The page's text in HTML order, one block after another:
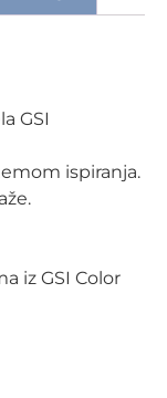
GSI
ispiranja.
iz GSI Color